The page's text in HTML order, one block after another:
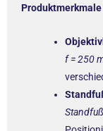
f = 250
Standfuß